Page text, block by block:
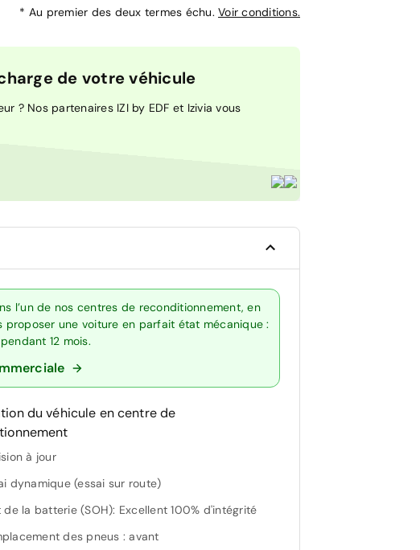
* Au premier des deux termes échu. Voir conditions.
de votre véhicule
? Nos partenaires IZI by EDF et Izivia vous
l’un de nos centres de reconditionnement, en
une voiture en parfait état mécanique :
12 mois.
du véhicule en centre de
à jour
dynamique (essai sur route)
de la batterie (SOH): Excellent 100% d'intégrité
des pneus : avant